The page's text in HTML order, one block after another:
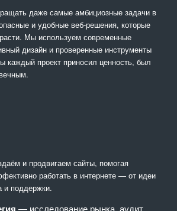
даже самые амбициозные задачи в
и удобные веб-решения, которые
Мы используем современные
дизайн и проверенные инструменты
каждый проект приносил ценность, был
и продвигаем сайты, помогая
работать в интернете — от идеи
и поддержки.